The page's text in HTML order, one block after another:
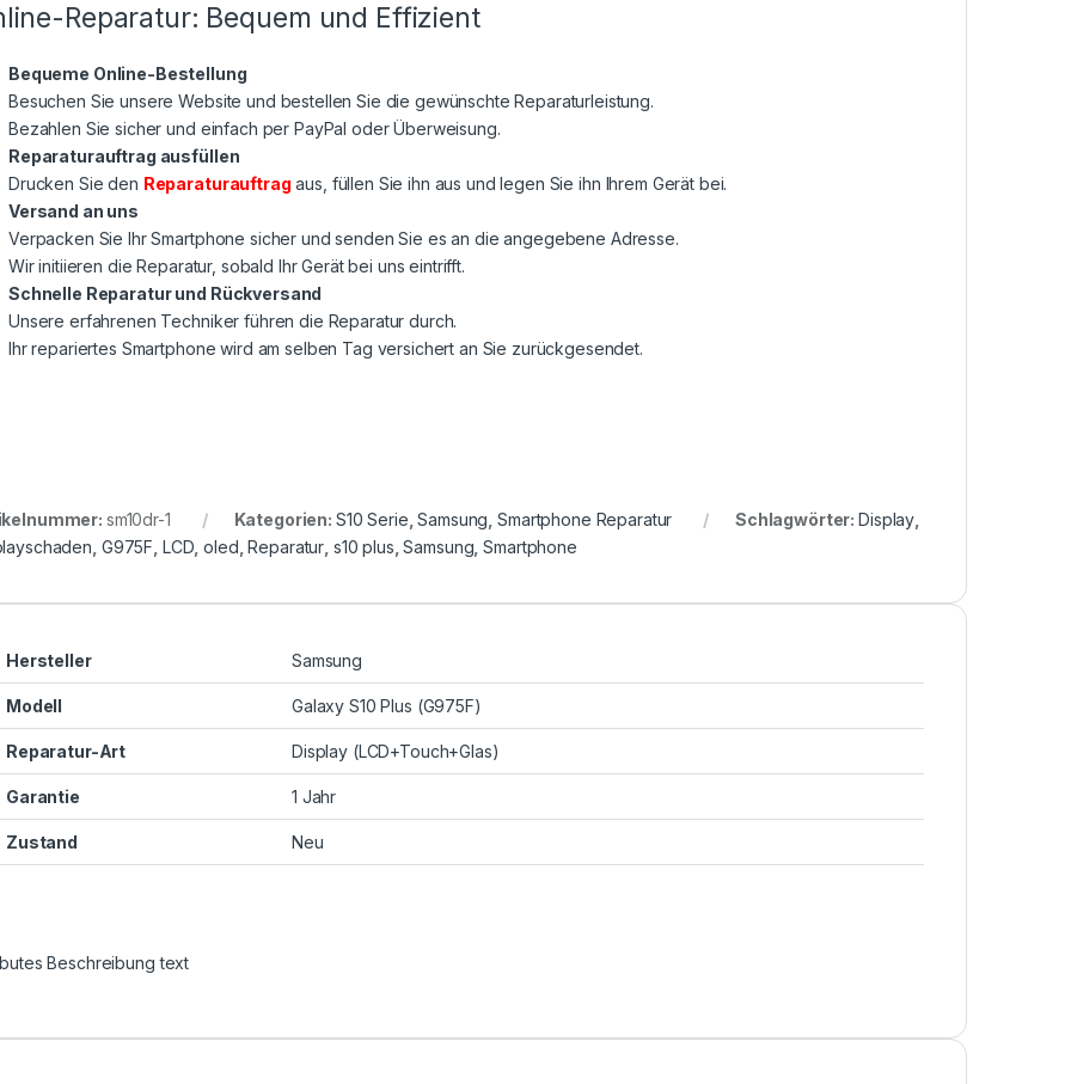
Reparatur: Bequem und Effizient
Bequeme Online-Bestellung
Besuchen Sie unsere Website und bestellen Sie die gewünschte Reparaturleistung.
Bezahlen Sie sicher und einfach per PayPal oder Überweisung.
Reparaturauftrag ausfüllen
Drucken Sie den Reparaturauftrag aus, füllen Sie ihn aus und legen Sie ihn Ihrem Gerät bei.
Versand an uns
Verpacken Sie Ihr Smartphone sicher und senden Sie es an die angegebene Adresse.
Wir initiieren die Reparatur, sobald Ihr Gerät bei uns eintrifft.
Schnelle Reparatur und Rückversand
Unsere erfahrenen Techniker führen die Reparatur durch.
Ihr repariertes Smartphone wird am selben Tag versichert an Sie zurückgesendet.
sm10dr-1 Kategorien: S10 Serie ,Samsung ,Smartphone Reparatur Schlagwörter:Display
G975F LCD ,oled ,Reparatur s10 plus ,Samsung ,Smartphone
Hersteller Samsung
Modell Galaxy S10 Plus (G975F)
Reparatur-Art Display (LCD+Touch+Glas)
Garantie 1 Jahr
Zustand Neu
Beschreibung text